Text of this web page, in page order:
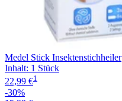
Medel Stick Insektenstichheiler
Inhalt: 1 Stück
22,99 €1
-30%